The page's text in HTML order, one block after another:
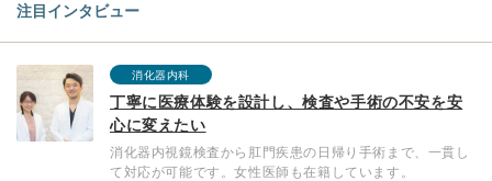
注目インタビュー
消化器内科
丁寧に医療体験を設計し、検査や手術の不安を安
心に変えたい
消化器内視鏡検査から肛門疾患の日帰り手術まで、一貫し
て対応が可能です。女性医師も在籍しています。